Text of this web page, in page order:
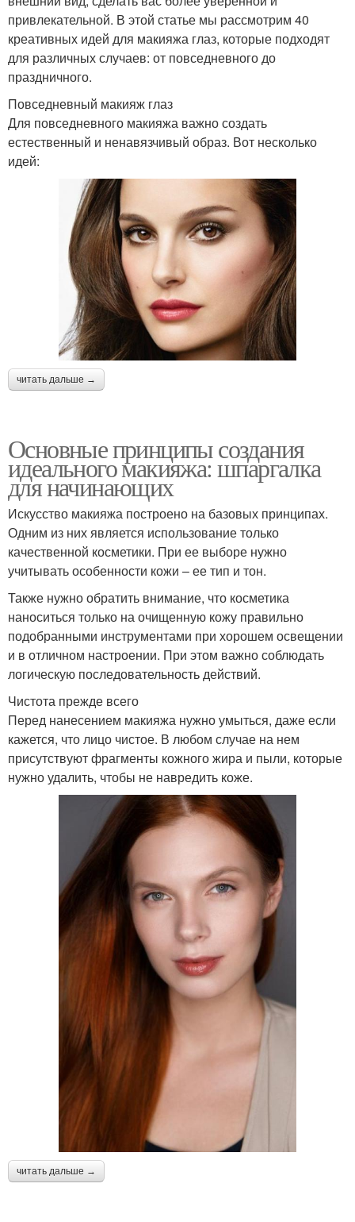
привлекательной. В этой статье мы рассмотрим 40
креативных идей для макияжа глаз, которые подходят
для различных случаев: от повседневного до
праздничного.
Повседневный макияж глаз
Для повседневного макияжа важно создать
естественный и ненавязчивый образ. Вот несколько
идей:
читать дальше →
Основные принципы создания
идеального макияжа: шпаргалка
для начинающих
Искусство макияжа построено на базовых принципах.
Одним из них является использование только
качественной косметики. При ее выборе нужно
учитывать особенности кожи – ее тип и тон.
Также нужно обратить внимание, что косметика
наноситься только на очищенную кожу правильно
подобранными инструментами при хорошем освещении
и в отличном настроении. При этом важно соблюдать
логическую последовательность действий.
Чистота прежде всего
Перед нанесением макияжа нужно умыться, даже если
кажется, что лицо чистое. В любом случае на нем
присутствуют фрагменты кожного жира и пыли, которые
нужно удалить, чтобы не навредить коже.
читать дальше →